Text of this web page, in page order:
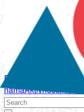
Početna
namaAktivnostiPropisi